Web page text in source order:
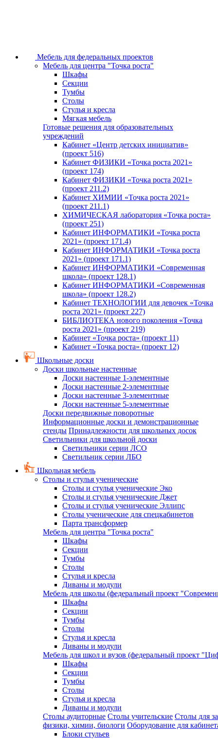
Мебель для федеральных проектов
Мебель для центра "Точка роста"
Шкафы
Секции
Тумбы
Столы
Стулья и кресла
Мягкая мебель
Готовые решения для образовательных
учреждений
Кабинет «Центр детских инициатив»
(проект 516)
Кабинет ФИЗИКИ «Точка роста 2021»
(проект 174)
Кабинет ФИЗИКИ «Точка роста 2021»
(проект 211.2)
Кабинет ХИМИИ «Точка роста 2021»
(проект 211.1)
ХИМИЧЕСКАЯ лаборатория «Точка роста»
(проект 251)
Кабинет ИНФОРМАТИКИ «Точка роста
2021» (проект 171.4)
Кабинет ИНФОРМАТИКИ «Точка роста
2021» (проект 171.1)
Кабинет ИНФОРМАТИКИ «Современная
школа» (проект 128.1)
Кабинет ИНФОРМАТИКИ «Современная
школа» (проект 128.2)
Кабинет ТЕХНОЛОГИИ для девочек «Точка
роста 2021» (проект 227)
БИБЛИОТЕКА нового поколения «Точка
роста 2021» (проект 219)
Кабинет «Точка роста» (проект 11)
Кабинет «Точка роста» (проект 12)
Школьные доски
Доски школьные настенные
Доски настенные 1-элементные
Доски настенные 2-элементные
Доски настенные 3-элементные
Доски настенные 5-элементные
Доски передвижные поворотные
Информационные доски и демонстрационные
стенды Принадлежности для школьных досок
Светильники для школьной доски
Светильники серии ЛСО
Светильник серии ЛБО
Школьная мебель
Столы и стулья ученические
Столы и стулья ученические Эко
Столы и стулья ученические Джет
Столы и стулья ученические Эллипс
Столы ученические для спецкабинетов
Парта трансформер
Мебель для центра "Точка роста"
Шкафы
Секции
Тумбы
Столы
Стулья и кресла
Диваны и модули
Мебель для школы (федеральный проект
Шкафы
Секции
Тумбы
Столы
Стулья и кресла
Диваны и модули
Мебель для школ и вузов (федеральный проект
Шкафы
Секции
Тумбы
Столы
Стулья и кресла
Диваны и модули
Столы аудиторные Столы учительские Столы для
физики, химии, биологи Оборудование для
Блоки стульев